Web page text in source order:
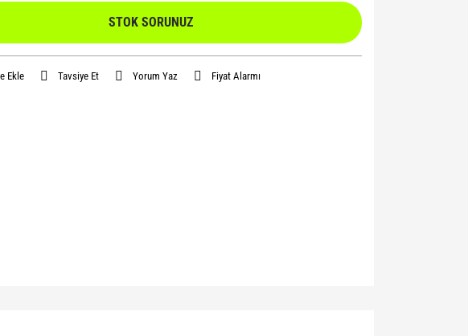
STOK SORUNUZ
Tavsiye Et Yorum Yaz Fiyat Alarmı